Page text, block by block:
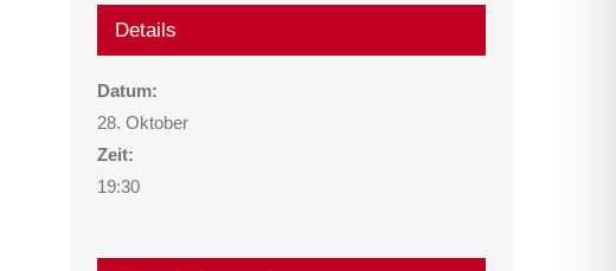
Details
Datum:
28. Oktober
Zeit:
19:30